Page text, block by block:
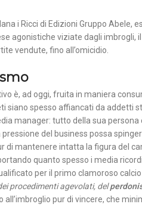
i Ricci di Edizioni Gruppo Abele,
agonistiche viziate dagli
vendute, fino all’omicidio.
è, ad oggi, fruita in maniera
siano spesso affiancati da addetti
manager: tutto della sua
pressione del business possa
di mantenere intatta la figura del
quanto spesso i media
per il primo clamoroso
procedimenti agevolati, del
pur di vincere, che